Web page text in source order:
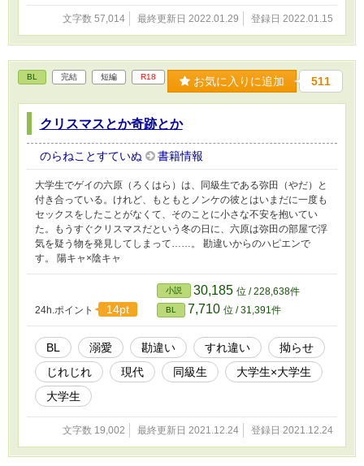
文字数 57,014 最終更新日 2022.01.29 登録日 2022.01.15
BL 完結 短編 R18 お気に入りに追加 511
クリスマスとか奇跡とか
のらねことすていぬ 書籍情報
大学生でゲイの六原（ろくはら）は、同級生である弥田（やだ）と
付き合っている。けれど、もともとノンケの彼とはいまだに一度も
セックスをしたことがなくて、そのことに小さな不安を抱いてい
た。もうすぐクリスマスだという冬の日に、六原は弥田の部屋で浮
気を疑う物を発見してしまって……。 勘違いからのハピエンで
す。 陽キャ×陰キャ
24h.ポイント 14pt
小説 30,185 位 / 228,638件
BL 7,710 位 / 31,391件
BL 溺愛 勘違い すれ違い
拗らせ
じれじれ
現代 同級生
大学生×大学生
大学生
文字数 19,002 最終更新日 2021.12.24 登録日 2021.12.24